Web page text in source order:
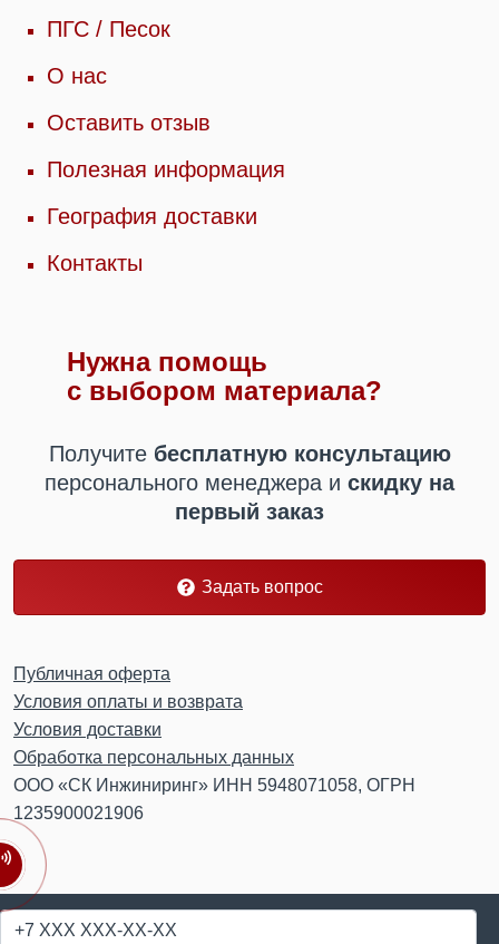
ПГС / Песок
О нас
Оставить отзыв
Полезная информация
География доставки
Контакты
Нужна помощь
с выбором материала?
Получите бесплатную консультацию
персонального менеджера и скидку на
первый заказ
Задать вопрос
Публичная оферта
Условия оплаты и возврата
Условия доставки
Обработка персональных данных
ООО «СК Инжиниринг» ИНН 5948071058, ОГРН
1235900021906
© 2018-2026Бетонный портал Пермь